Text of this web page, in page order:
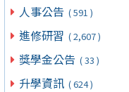
人事公告 ( 591 )
進修研習 ( 2,607 )
獎學金公告 ( 33 )
升學資訊 ( 624 )